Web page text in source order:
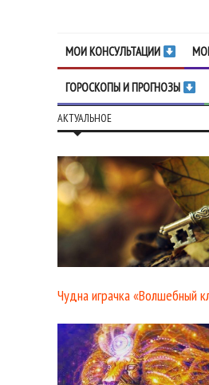
МОИ КОНСУЛЬТАЦИИ
ГОРОСКОПЫ И ПРОГНОЗЫ
АКТУАЛЬНОЕ
Чудна играчка «Волшебный